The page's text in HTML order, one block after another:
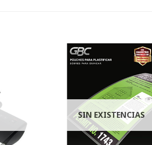
SIN EXISTENCIAS